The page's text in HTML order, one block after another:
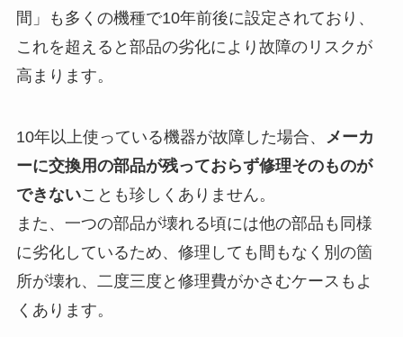
間」も多くの機種で10年前後に設定されており、
これを超えると部品の劣化により故障のリスクが
高まります。
10年以上使っている機器が故障した場合、
メーカ
ーに交換用の部品が残っておらず修理そのものが
できないことも珍しくありません。
また、一つの部品が壊れる頃には他の部品も同様
に劣化しているため、修理しても間もなく別の箇
所が壊れ、二度三度と修理費がかさむケースもよ
くあります。